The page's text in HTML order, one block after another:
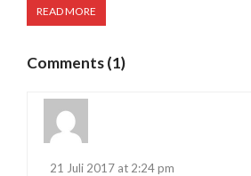
READ MORE
Comments (1)
21 Juli 2017 at 2:24 pm